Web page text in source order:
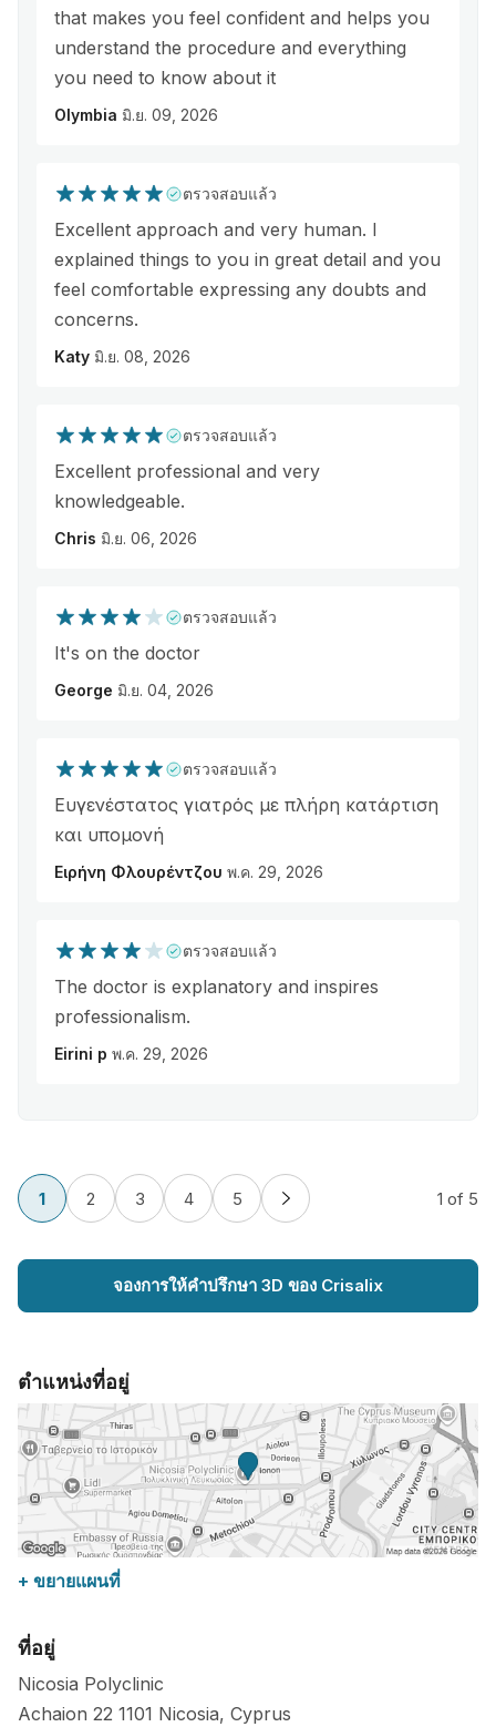
that makes you feel confident and helps you
understand the procedure and everything
you need to know about it
Olymbia มิ.ย. 09, 2026
ตรวจสอบแล้ว
Excellent approach and very human. I
explained things to you in great detail and you
feel comfortable expressing any doubts and
concerns.
Katy มิ.ย. 08, 2026
ตรวจสอบแล้ว
Excellent professional and very
knowledgeable.
Chris มิ.ย. 06, 2026
ตรวจสอบแล้ว
It's on the doctor
George มิ.ย. 04, 2026
ตรวจสอบแล้ว
Ευγενέστατος γιατρός με πλήρη κατάρτιση
και υπομονή
Ειρήνη Φλουρέντζου พ.ค. 29, 2026
ตรวจสอบแล้ว
The doctor is explanatory and inspires
professionalism.
Eirini p พ.ค. 29, 2026
1 2 3 4 5 1 of 5
จองการให้คำปรึกษา 3D ของ Crisalix
ตำแหน่งที่อยู่
+ ขยายแผนที่
ที่อยู่
Nicosia Polyclinic
Achaion 22 1101 Nicosia, Cyprus